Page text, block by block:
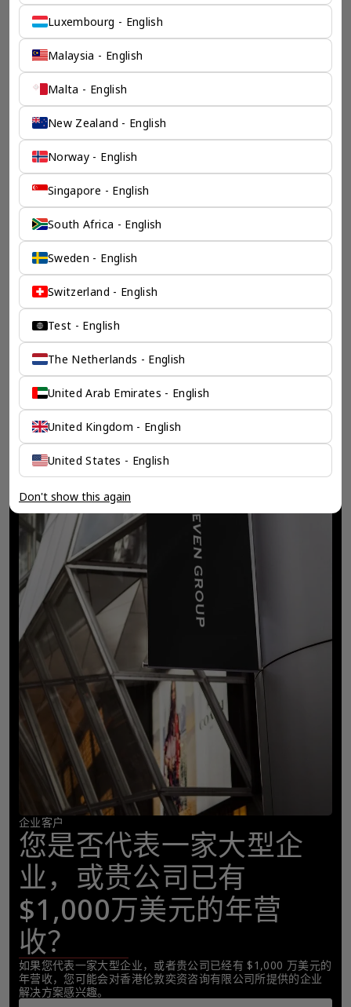
凭借其战略优势，我们可以将客户与全球市场的机遇联系起
来，并为21个行业的客户提供服务。
了解香港伦敦奕资咨询有限公司 >
企业客户
您是否代表一家大型企
业，或贵公司已有
$1,000万美元的年营
收？
如果您代表一家大型企业，或者贵公司已经有 $1,000 万美元的
年营收，您可能会对香港伦敦奕资咨询有限公司所提供的企业
解决方案感兴趣。
Luxembourg - English
Malaysia - English
Malta - English
New Zealand - English
Norway - English
Singapore - English
South Africa - English
Sweden - English
Switzerland - English
Test - English
The Netherlands - English
United Arab Emirates - English
United Kingdom - English
United States - English
Don't show this again